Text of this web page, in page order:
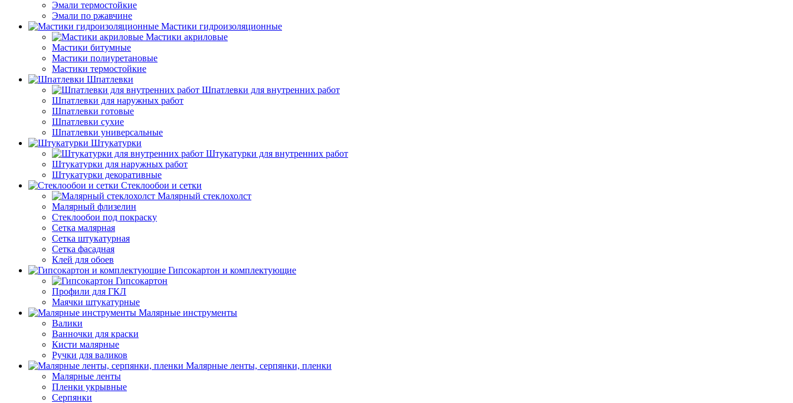
Эмали термостойкие
Эмали по ржавчине
Мастики гидроизоляционные
Мастики акриловые
Мастики битумные
Мастики полиуретановые
Мастики термостойкие
Шпатлевки
Шпатлевки для внутренних работ
Шпатлевки для наружных работ
Шпатлевки готовые
Шпатлевки сухие
Шпатлевки универсальные
Штукатурки
Штукатурки для внутренних работ
Штукатурки для наружных работ
Штукатурки декоративные
Стеклообои и сетки
Малярный стеклохолст
Малярный флизелин
Стеклообои под покраску
Сетка малярная
Сетка штукатурная
Сетка фасадная
Клей для обоев
Гипсокартон и комплектующие
Гипсокартон
Профили для ГКЛ
Маячки штукатурные
Малярные инструменты
Валики
Ванночки для краски
Кисти малярные
Ручки для валиков
Малярные ленты, серпянки, пленки
Малярные ленты
Пленки укрывные
Серпянки